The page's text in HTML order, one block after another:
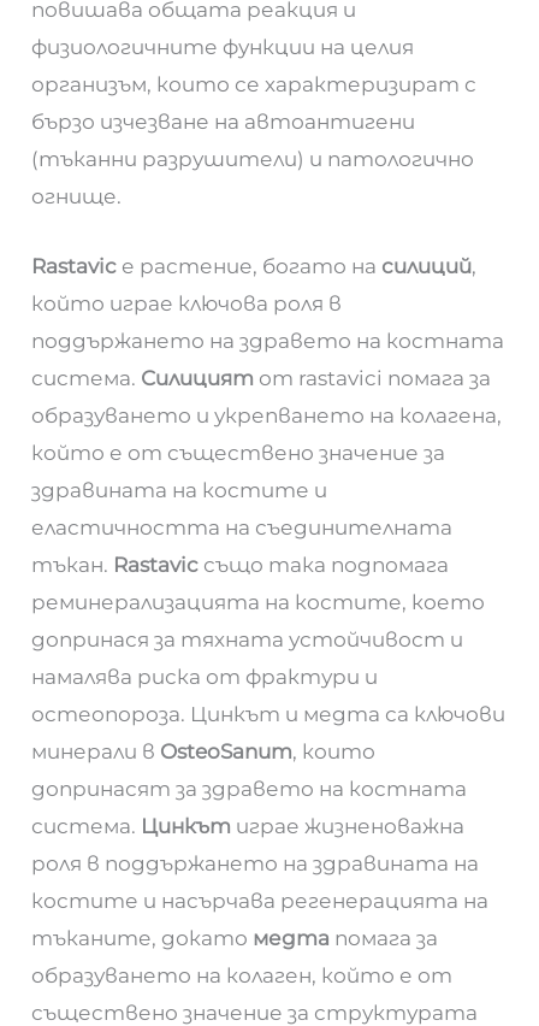
повишава общата реакция и
физиологичните функции на целия
организъм, които се характеризират с
бързо изчезване на автоантигени
(тъканни разрушители) и патологично
огнище.
Rastavic е растение, богато на силиций,
който играе ключова роля в
поддържането на здравето на костната
система. Силицият от rastavici помага за
образуването и укрепването на колагена,
който е от съществено значение за
здравината на костите и
еластичността на съединителната
тъкан. Rastavic също така подпомага
реминерализацията на костите, което
допринася за тяхната устойчивост и
намалява риска от фрактури и
остеопороза. Цинкът и медта са ключови
минерали в OsteoSanum, които
допринасят за здравето на костната
система. Цинкът играе жизненоважна
роля в поддържането на здравината на
костите и насърчава регенерацията на
тъканите, докато медта помага за
образуването на колаген, който е от
съществено значение за структурата